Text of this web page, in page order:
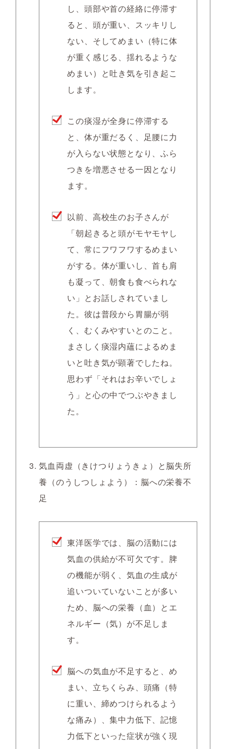
し、頭部や首の経絡に停滞す
ると、頭が重い、スッキリし
ない、そしてめまい（特に体
が重く感じる、揺れるような
めまい）と吐き気を引き起こ
します。
この痰湿が全身に停滞する
と、体が重だるく、足腰に力
が入らない状態となり、ふら
つきを増悪させる一因となり
ます。
以前、高校生のお子さんが
「朝起きると頭がモヤモヤし
て、常にフワフワするめまい
がする。体が重いし、首も肩
も凝って、朝食も食べられな
い」とお話しされていまし
た。彼は普段から胃腸が弱
く、むくみやすいとのこと。
まさしく痰湿内蘊によるめま
いと吐き気が顕著でしたね。
思わず「それはお辛いでしょ
う」と心の中でつぶやきまし
た。
気血両虚（きけつりょうきょ）と脳失所
養（のうしつしょよう）：脳への栄養不
足
東洋医学では、脳の活動には
気血の供給が不可欠です。脾
の機能が弱く、気血の生成が
追いついていないことが多い
ため、脳への栄養（血）とエ
ネルギー（気）が不足しま
す。
脳への気血が不足すると、め
まい、立ちくらみ、頭痛（特
に重い、締めつけられるよう
な痛み）、集中力低下、記憶
力低下といった症状が強く現